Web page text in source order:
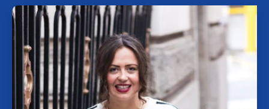
Investeren
Insights